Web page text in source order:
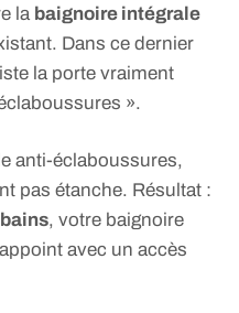
la baignoire intégrale
Dans ce dernier
la porte vraiment
».
anti-éclaboussures,
pas étanche. Résultat :
, votre baignoire
avec un accès